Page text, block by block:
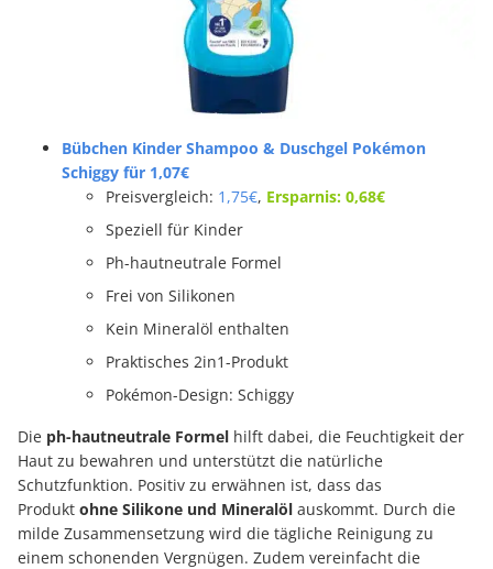
Bübchen Kinder Shampoo & Duschgel Pokémon
Schiggy für 1,07€
Preisvergleich: 1,75€, Ersparnis: 0,68€
Speziell für Kinder
Ph-hautneutrale Formel
Frei von Silikonen
Kein Mineralöl enthalten
Praktisches 2in1-Produkt
Pokémon-Design: Schiggy
Die ph-hautneutrale Formel hilft dabei, die Feuchtigkeit der
Haut zu bewahren und unterstützt die natürliche
Schutzfunktion. Positiv zu erwähnen ist, dass das
Produkt ohne Silikone und Mineralöl auskommt. Durch die
milde Zusammensetzung wird die tägliche Reinigung zu
einem schonenden Vergnügen. Zudem vereinfacht die